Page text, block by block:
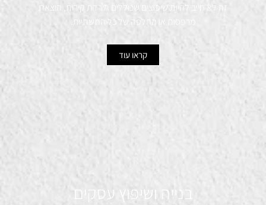
זה לא חייב להיות שיפוצים שכוללים הורדת קירות, הוצאת
מרפסות או החלפה של כל התשתיות.
קראו עוד
בנייה ושיפוץ עסקים